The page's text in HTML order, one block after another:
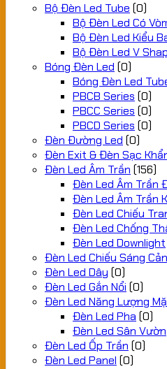
Bộ Đèn Led Tube (0)
Bộ Đèn Led Có
Bộ Đèn Led Kiểu
Bộ Đèn Led V
Bóng Đèn Led (0)
Bóng Đèn Led
PBCB Series (0)
PBCC Series (0)
PBCD Series (0)
Đèn Đường Led (0)
Đèn Exit & Đèn Sạc
Đèn Led Âm Trần (156)
Đèn Led Âm Trần
Đèn Led Âm Trần
Đèn Led Chiếu
Đèn Led Chống
Đèn Led Downlight
Đèn Led Chiếu Sáng
Đèn Led Dây (0)
Đèn Led Gắn Nổi (0)
Đèn Led Năng Lượng
Đèn Led Pha (0)
Đèn Led Sân Vườn
Đèn Led Ốp Trần (0)
Đèn Led Panel (0)